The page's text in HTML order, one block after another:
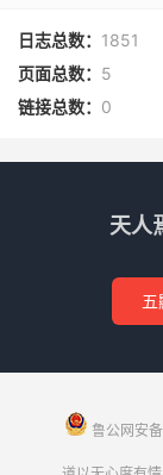
北 方 玄 武 七 宿
日志总数： 1851
页面总数： 5
链接总数： 0
天人
五
鲁公网安